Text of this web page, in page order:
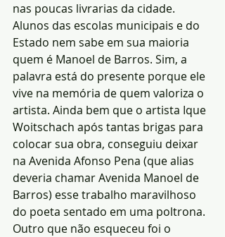
nas poucas livrarias da cidade.
Alunos das escolas municipais e do
Estado nem sabe em sua maioria
quem é Manoel de Barros. Sim, a
palavra está do presente porque ele
vive na memória de quem valoriza o
artista. Ainda bem que o artista Ique
Woitschach após tantas brigas para
colocar sua obra, conseguiu deixar
na Avenida Afonso Pena (que alias
deveria chamar Avenida Manoel de
Barros) esse trabalho maravilhoso
do poeta sentado em uma poltrona.
Outro que não esqueceu foi o